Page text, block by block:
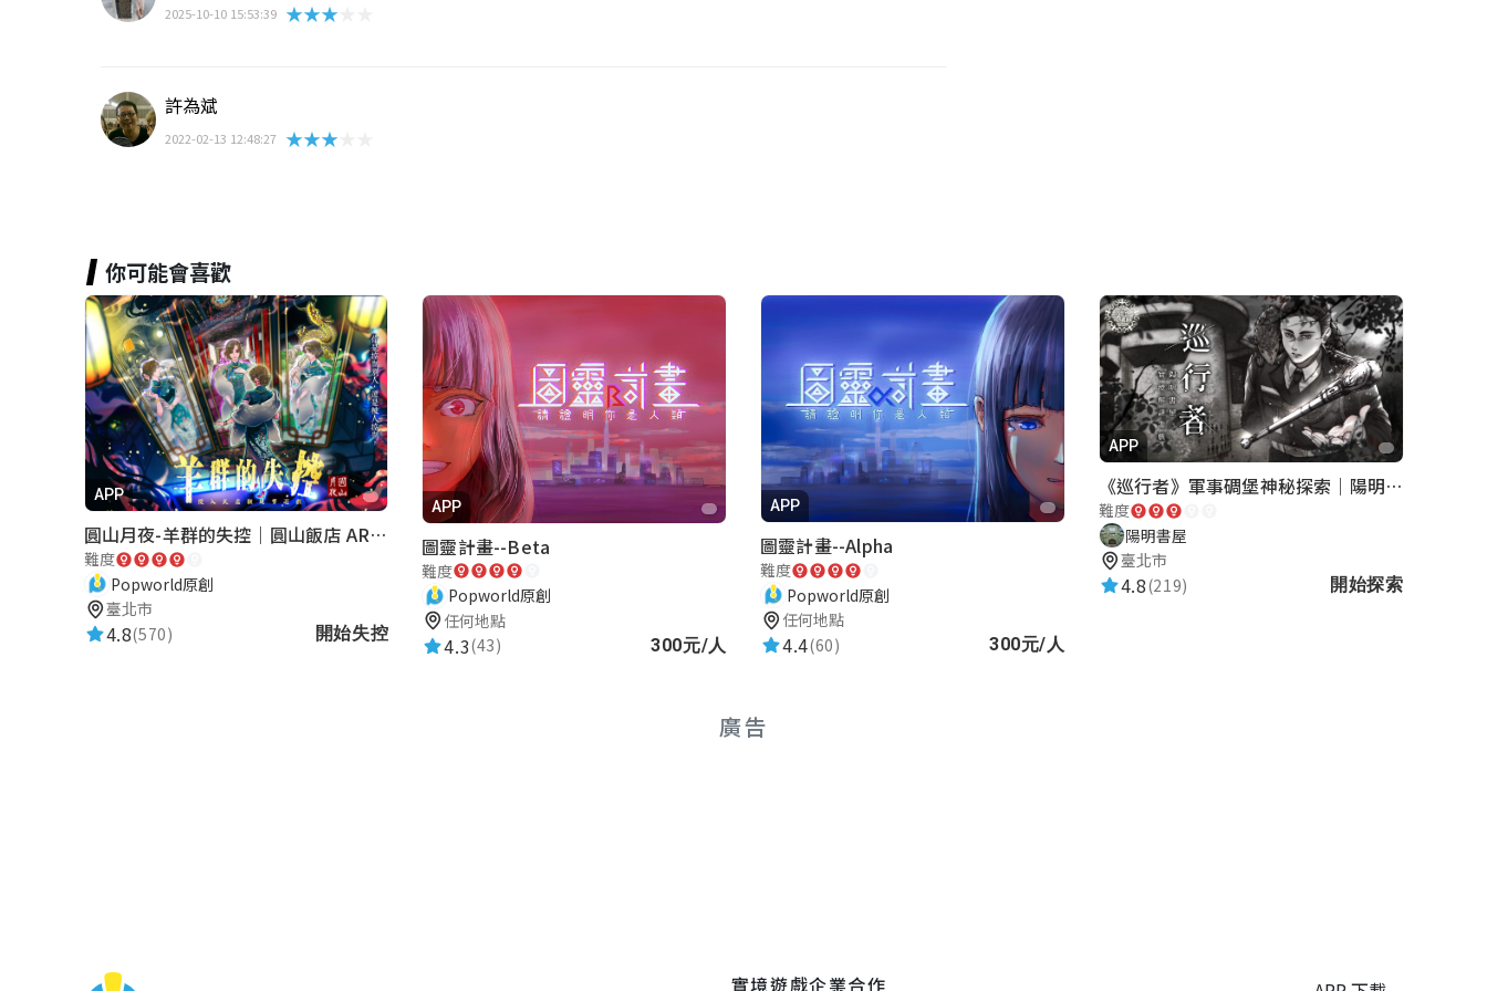
2025-10-10 15:53:39 ★★★★★
許為斌
2022-02-13 12:48:27 ★★★★★
你可能會喜歡
APP
圓山月夜-羊群的失控｜圓山飯店 ARG實境解謎遊戲
難度
Popworld原創
臺北市
4.8(570) 開始失控
APP
圖靈計畫--Beta
難度
Popworld原創
任何地點
4.3(43) 300元/人
APP
圖靈計畫--Alpha
難度
Popworld原創
任何地點
4.4(60) 300元/人
APP
《巡行者》軍事碉堡神秘探索｜陽明書屋實境遊戲
難度
陽明書屋
臺北市
4.8(219) 開始探索
廣告
實境遊戲企業合作